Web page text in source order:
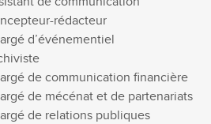
rédacteur
d’événementiel
de communication financière
de mécénat et de partenariats
de relations publiques